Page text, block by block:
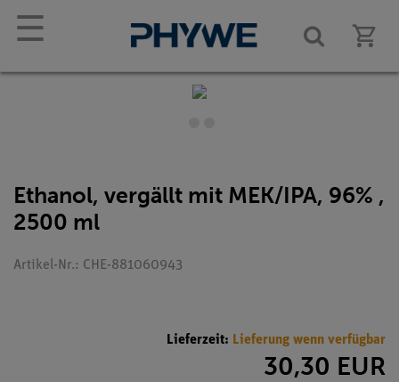
☰
Ethanol, vergällt mit MEK/IPA, 96% ,
2500 ml
Artikel-Nr.: CHE-881060943
Lieferzeit: Lieferung wenn verfügbar
30,30 EUR